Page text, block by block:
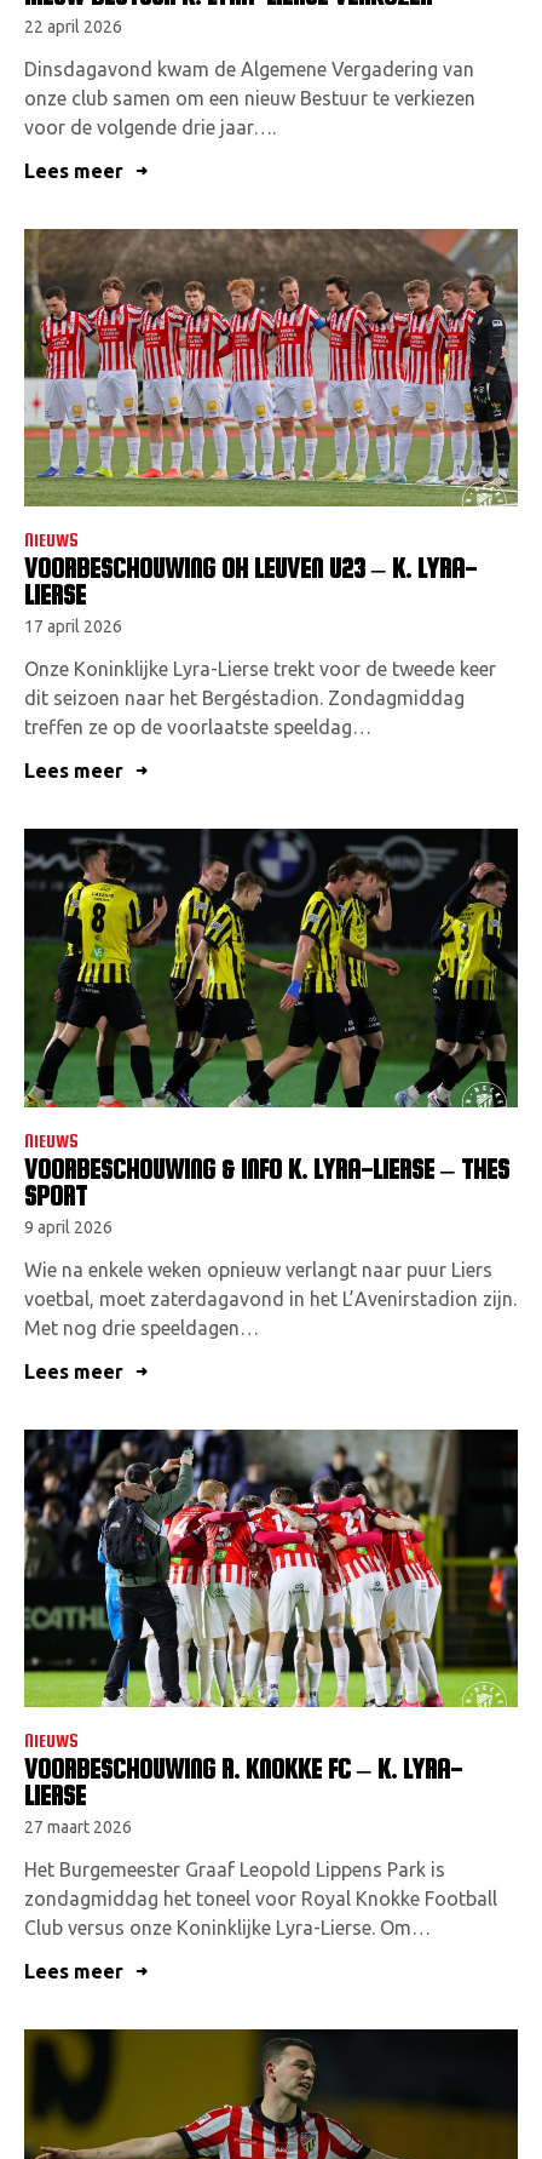
22 april 2026
Dinsdagavond kwam de Algemene Vergadering van
onze club samen om een nieuw Bestuur te verkiezen
voor de volgende drie jaar….
Lees meer
NIEUWS
VOORBESCHOUWING OH LEUVEN U23 – K. LYRA-
LIERSE
17 april 2026
Onze Koninklijke Lyra-Lierse trekt voor de tweede keer
dit seizoen naar het Bergéstadion. Zondagmiddag
treffen ze op de voorlaatste speeldag…
Lees meer
NIEUWS
VOORBESCHOUWING & INFO K. LYRA-LIERSE – THES
SPORT
9 april 2026
Wie na enkele weken opnieuw verlangt naar puur Liers
voetbal, moet zaterdagavond in het L’Avenirstadion zijn.
Met nog drie speeldagen…
Lees meer
NIEUWS
VOORBESCHOUWING R. KNOKKE FC – K. LYRA-
LIERSE
27 maart 2026
Het Burgemeester Graaf Leopold Lippens Park is
zondagmiddag het toneel voor Royal Knokke Football
Club versus onze Koninklijke Lyra-Lierse. Om…
Lees meer